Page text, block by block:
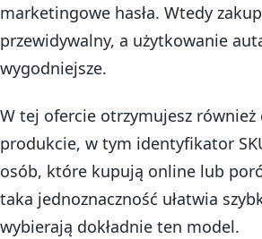
marketingowe hasła. Wtedy
przewidywalny, a użytkowanie
wygodniejsze.
W tej ofercie otrzymujesz
produkcie, w tym identyfikator
osób, które kupują online lub
taka jednoznaczność ułatwia
wybierają dokładnie ten model.